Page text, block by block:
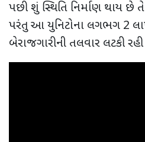
પછી શું સ્થિતિ નિર્માણ થાય છે
પરંતુ આ યુનિટોના લગભગ 2
બેરાજગારીની તલવાર લટકી